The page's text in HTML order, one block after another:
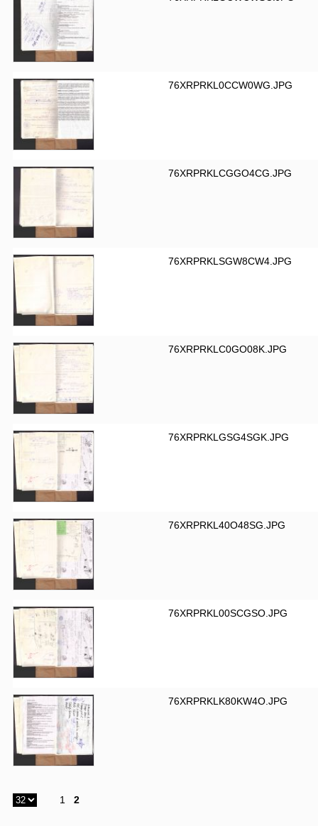
76XRPRKL0CCW0WG.JPG
76XRPRKLCGGO4CG.JPG
76XRPRKLSGW8CW4.JPG
76XRPRKLC0GO08K.JPG
76XRPRKLGSG4SGK.JPG
76XRPRKL40O48SG.JPG
76XRPRKL00SCGSO.JPG
76XRPRKLK80KW4O.JPG
1 2